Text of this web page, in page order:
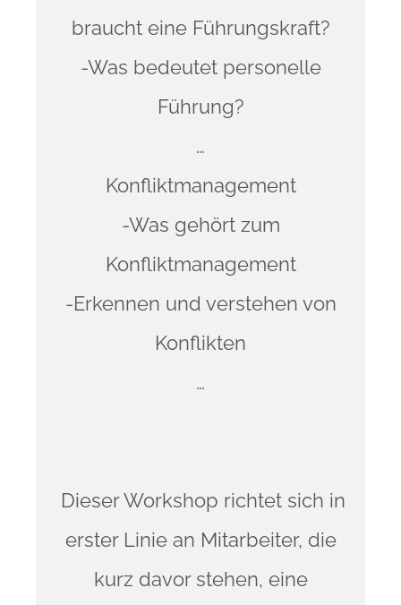
braucht eine Führungskraft?
-Was bedeutet personelle
Führung?
…
Konfliktmanagement
-Was gehört zum
Konfliktmanagement
-Erkennen und verstehen von
Konflikten
…
Dieser Workshop richtet sich in
erster Linie an Mitarbeiter, die
kurz davor stehen, eine